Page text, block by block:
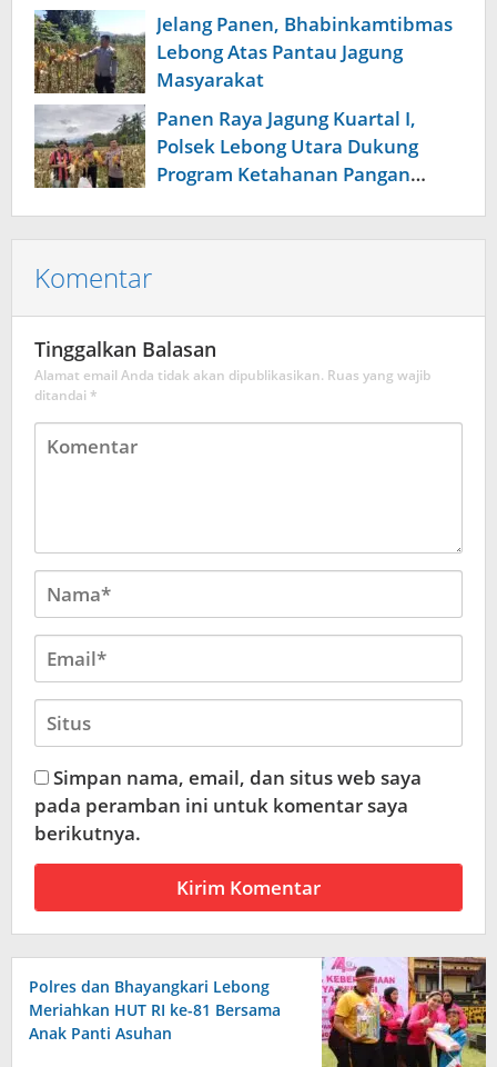
Jelang Panen, Bhabinkamtibmas
Lebong Atas Pantau Jagung
Masyarakat
Panen Raya Jagung Kuartal I,
Polsek Lebong Utara Dukung
Program Ketahanan Pangan
Komentar
Tinggalkan Balasan
Alamat email Anda tidak akan dipublikasikan. Ruas yang wajib
ditandai *
Simpan nama, email, dan situs web saya
pada peramban ini untuk komentar saya
berikutnya.
Polres dan Bhayangkari Lebong
Meriahkan HUT RI ke-81 Bersama
Anak Panti Asuhan